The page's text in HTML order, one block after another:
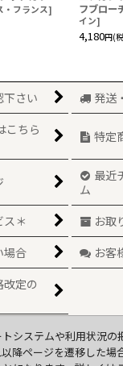
・フランス]
フブロー
イン]
4,180円(
下さい
発送
こちら
特定
最近
ム
ス＊
お取
場合
お客
定の
Tiiu. All
システムや利用状況の
降ページを遷移した場